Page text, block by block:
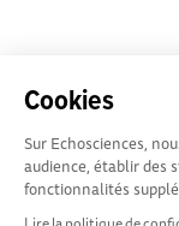
Cookies
Sur Echosciences,
audience, établir des
fonctionnalités